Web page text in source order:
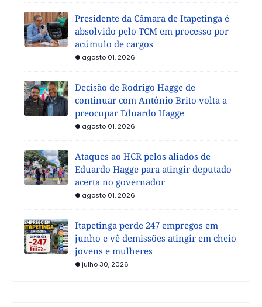
Presidente da Câmara de Itapetinga é
absolvido pelo TCM em processo por
acúmulo de cargos
agosto 01, 2026
Decisão de Rodrigo Hagge de
continuar com Antônio Brito volta a
preocupar Eduardo Hagge
agosto 01, 2026
Ataques ao HCR pelos aliados de
Eduardo Hagge para atingir deputado
acerta no governador
agosto 01, 2026
Itapetinga perde 247 empregos em
junho e vê demissões atingir em cheio
jovens e mulheres
julho 30, 2026